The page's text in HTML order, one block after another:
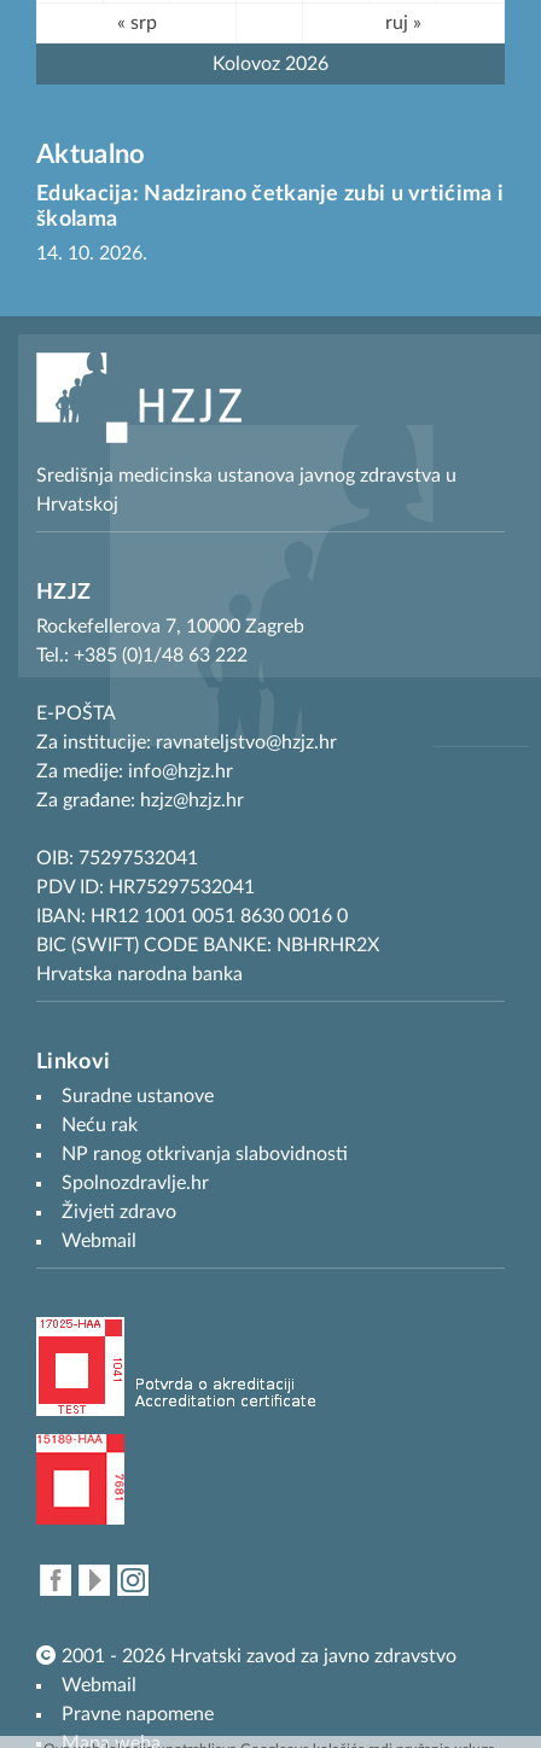
Kolovoz 2026
« srp ruj »
Aktualno
Edukacija: Nadzirano četkanje zubi u vrtićima i
školama
14. 10. 2026.
Središnja medicinska ustanova javnog zdravstva u
Hrvatskoj
HZJZ
Rockefellerova 7, 10000 Zagreb
Tel.: +385 (0)1/48 63 222
E-POŠTA
Za institucije: ravnateljstvo@hzjz.hr
Za medije: info@hzjz.hr
Za građane: hzjz@hzjz.hr
OIB: 75297532041
PDV ID: HR75297532041
IBAN: HR12 1001 0051 8630 0016 0
BIC (SWIFT) CODE BANKE: NBHRHR2X
Hrvatska narodna banka
Linkovi
Suradne ustanove
Neću rak
NP ranog otkrivanja slabovidnosti
Spolnozdravlje.hr
Živjeti zdravo
Webmail
2001 - 2026 Hrvatski zavod za javno zdravstvo
Webmail
Pravne napomene
Mapa weba